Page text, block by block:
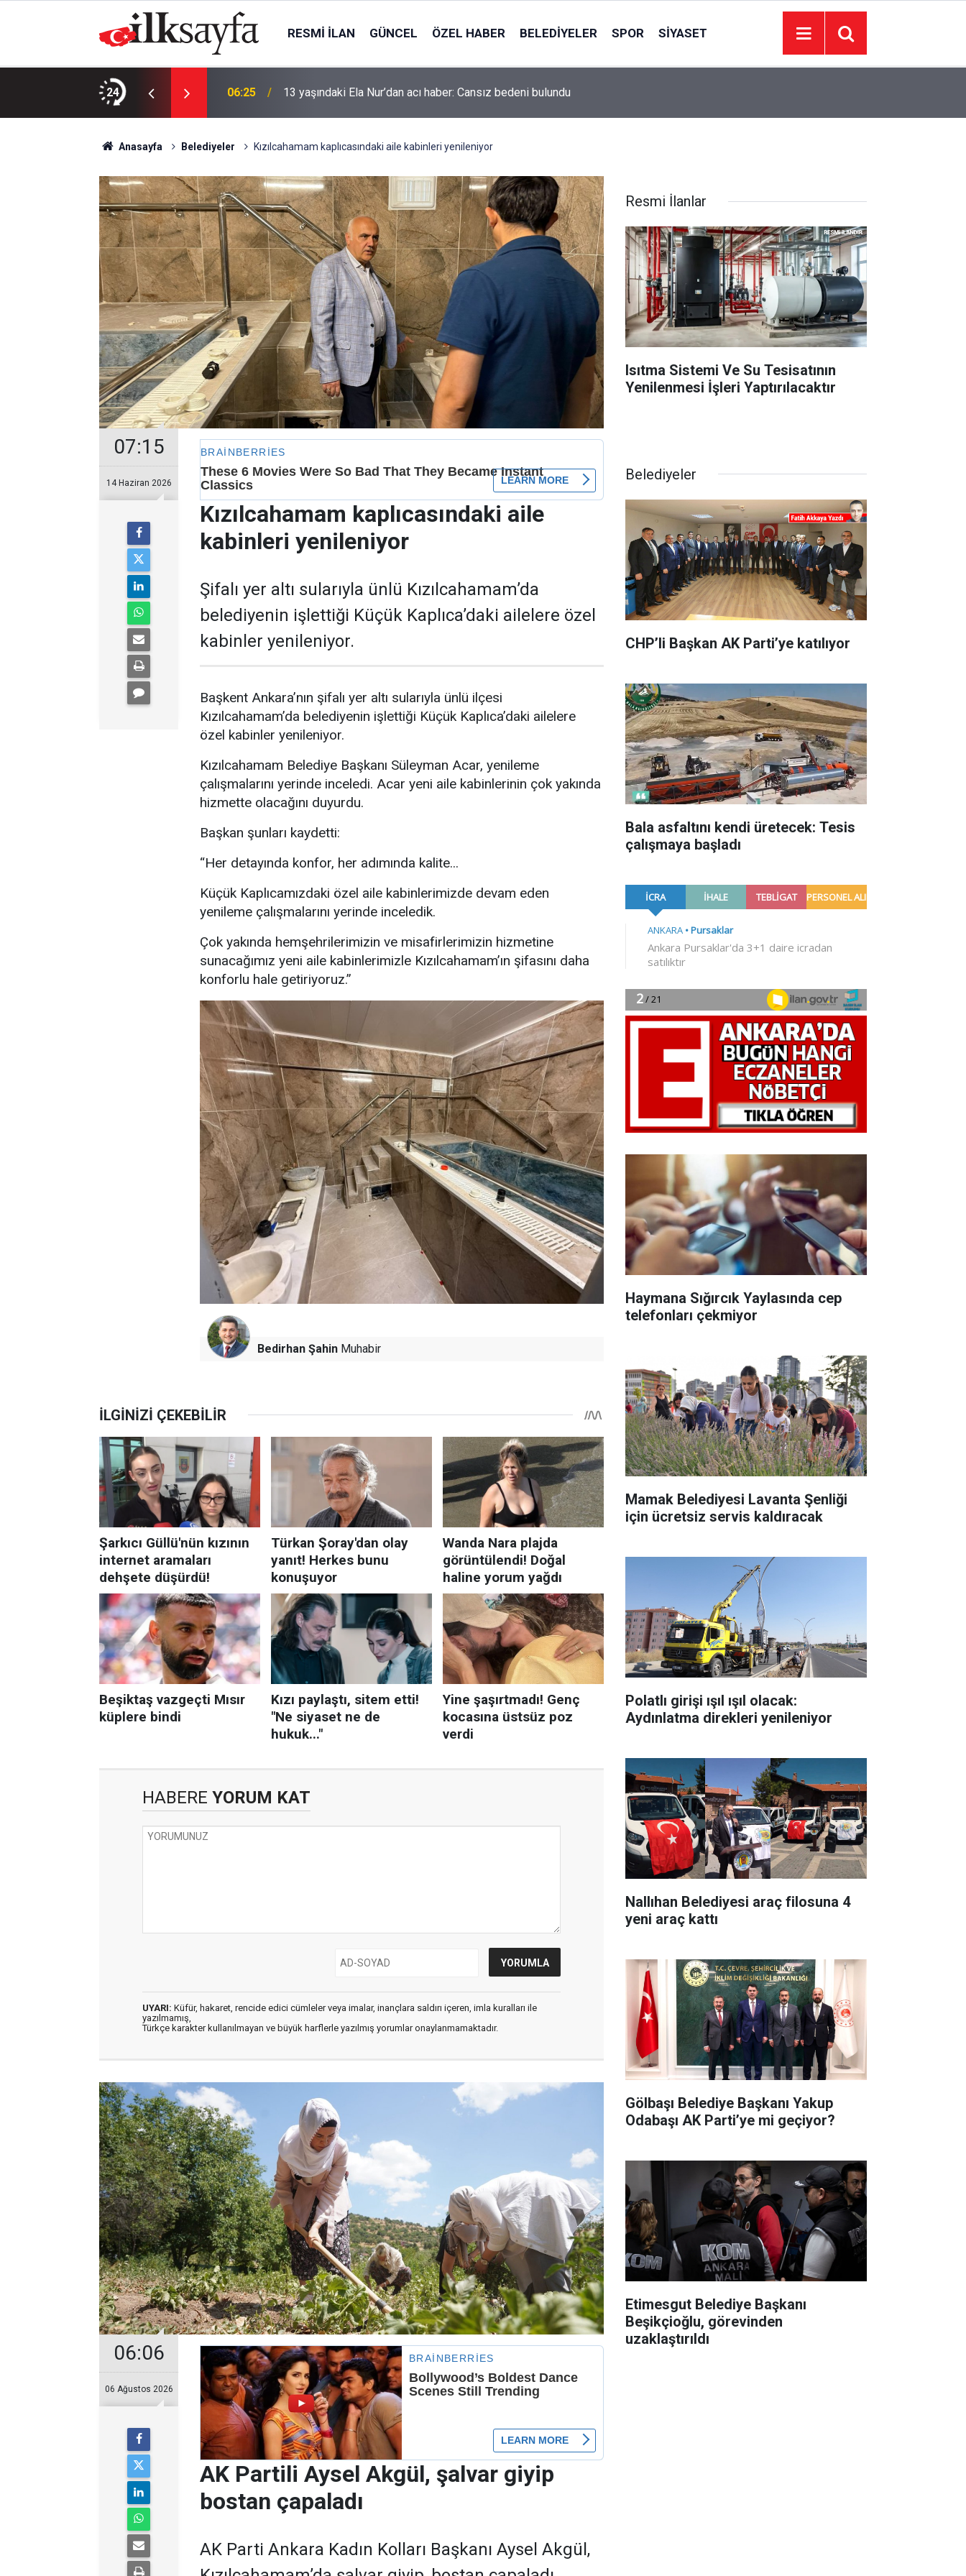
RESMI İLAN GÜNCEL ÖZEL HABER BELEDIYELER SPOR SIYASET
24 06:25 13 yaşındaki Ela Nur’dan acı haber: Cansız bedeni bulundu
Anasayfa Belediyeler Kızılcahamam kaplıcasındaki aile kabinleri yenileniyor
07:15
14 Haziran 2026
Kızılcahamam kaplıcasındaki aile
kabinleri yenileniyor
Şifalı yer altı sularıyla ünlü Kızılcahamam’da
belediyenin işlettiği Küçük Kaplıca’daki ailelere özel
kabinler yenileniyor.
Başkent Ankara’nın şifalı yer altı sularıyla ünlü ilçesi
Kızılcahamam’da belediyenin işlettiği Küçük Kaplıca’daki ailelere
özel kabinler yenileniyor.
Kızılcahamam Belediye Başkanı Süleyman Acar, yenileme
çalışmalarını yerinde inceledi. Acar yeni aile kabinlerinin çok yakında
hizmette olacağını duyurdu.
Başkan şunları kaydetti:
“Her detayında konfor, her adımında kalite...
Küçük Kaplıcamızdaki özel aile kabinlerimizde devam eden
yenileme çalışmalarını yerinde inceledik.
Çok yakında hemşehrilerimizin ve misafirlerimizin hizmetine
sunacağımız yeni aile kabinlerimizle Kızılcahamam’ın şifasını daha
konforlu hale getiriyoruz.”
Bedirhan Şahin Muhabir
HABERE YORUM KAT
UYARI: Küfür, hakaret, rencide edici cümleler veya imalar, inançlara saldırı içeren, imla kuralları ile
yazılmamış,
Türkçe karakter kullanılmayan ve büyük harflerle yazılmış yorumlar onaylanmamaktadır.
06:06
06 Ağustos 2026
AK Partili Aysel Akgül, şalvar giyip
bostan çapaladı
AK Parti Ankara Kadın Kolları Başkanı Aysel Akgül,
Resmi İlanlar
Isıtma Sistemi Ve Su Tesisatının
Yenilenmesi İşleri Yaptırılacaktır
Belediyeler
CHP’li Başkan AK Parti’ye katılıyor
Bala asfaltını kendi üretecek: Tesis
çalışmaya başladı
Haymana Sığırcık Yaylasında cep
telefonları çekmiyor
Mamak Belediyesi Lavanta Şenliği
için ücretsiz servis kaldıracak
Polatlı girişi ışıl ışıl olacak:
Aydınlatma direkleri yenileniyor
Nallıhan Belediyesi araç filosuna 4
yeni araç kattı
Gölbaşı Belediye Başkanı Yakup
Odabaşı AK Parti’ye mi geçiyor?
Etimesgut Belediye Başkanı
Beşikçioğlu, görevinden
uzaklaştırıldı